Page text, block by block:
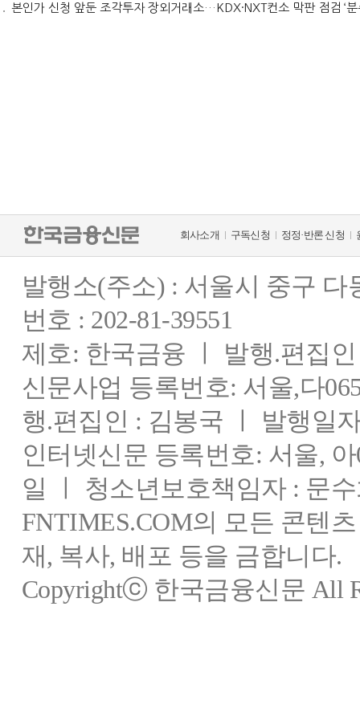
본인가 신청 앞둔 조각투자 장외거래소…KDX·NXT컨소 막판 점검 ‘분
회사소개 구독신청 정정·반론 신청
발행소(주소) : 서울시 중구
번호 : 202-81-39551
제호: 한국금융 ㅣ 발행.편집
신문사업 등록번호: 서울,다
행.편집인 : 김봉국 ㅣ 발행일
인터넷신문 등록번호: 서울,
일 ㅣ 청소년보호책임자 : 문
FNTIMES.COM의 모든 콘텐
재, 복사, 배포 등을 금합니다.
Copyrightⓒ 한국금융신문 All